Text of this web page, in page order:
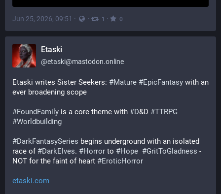
Jun 25, 2026, 09:51 · · 1 · 0
Etaski
@etaski@mastodon.online
Etaski writes Sister Seekers: #Mature #EpicFantasy with an
ever broadening scope​
#FoundFamily is a core theme with #D&D #TTRPG
#Worldbuilding
#DarkFantasySeries begins underground with an isolated
race of #DarkElves. #Horror to #Hope #GritToGladness -
NOT for the faint of heart #EroticHorror
etaski.com